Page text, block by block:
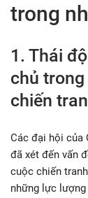
trong
1. Thái
chủ
chiến
Các đại hội của
đã xét đến vấn
cuộc chiến
những lực